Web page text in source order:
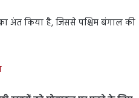
अंत किया है, जिससे पश्चिम बंगाल की